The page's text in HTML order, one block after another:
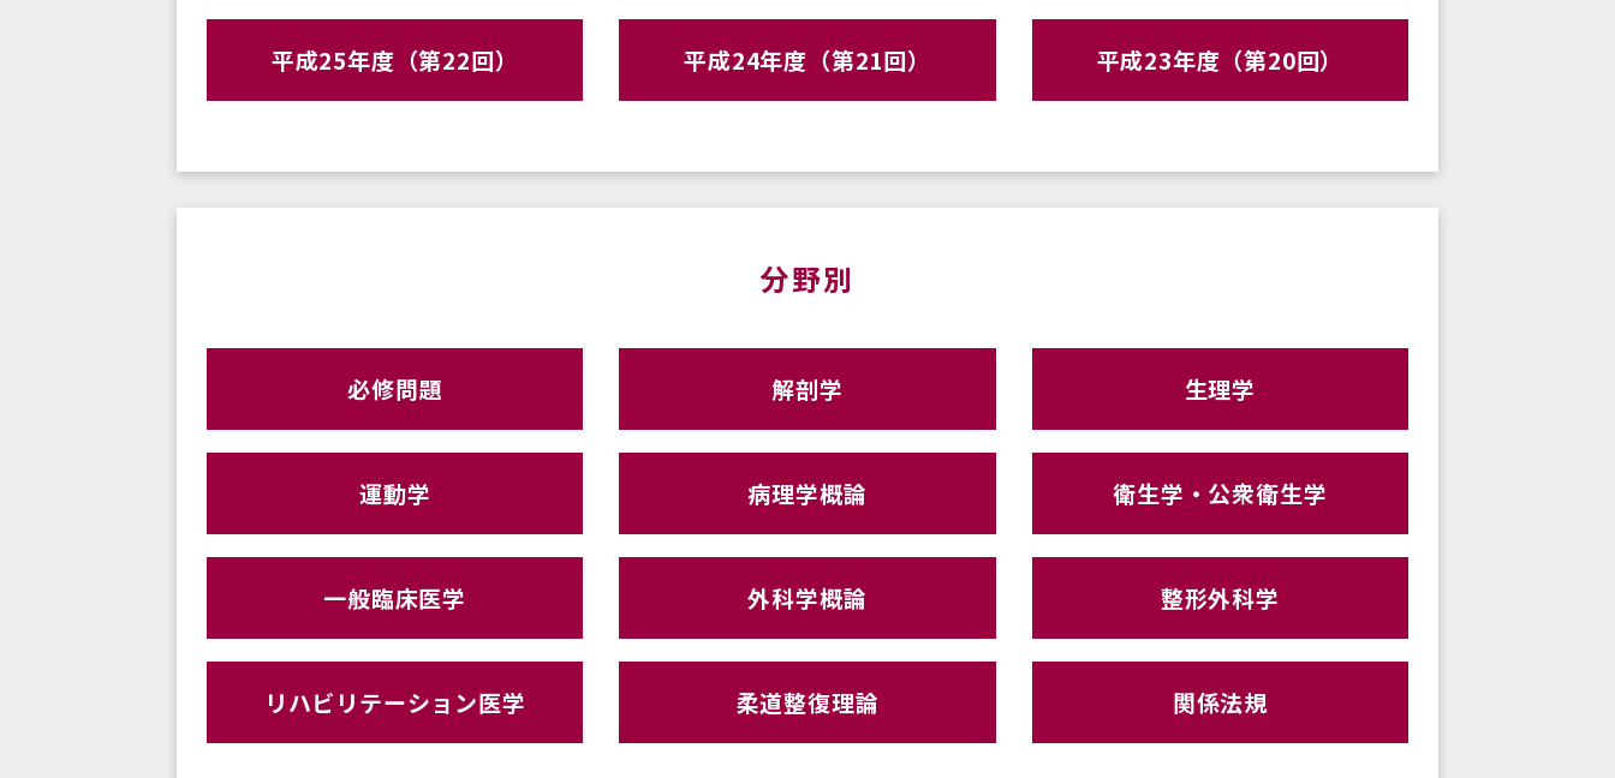
平成25年度（第22回） 平成24年度（第21回） 平成23年度（第20回）
分野別
必修問題 解剖学 生理学
運動学 病理学概論 衛生学・公衆衛生学
一般臨床医学 外科学概論 整形外科学
リハビリテーション医学 柔道整復理論 関係法規